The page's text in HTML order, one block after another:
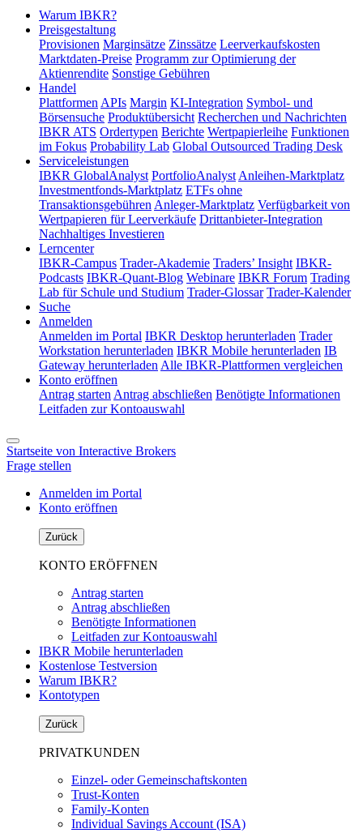
Warum IBKR?
Preisgestaltung
Provisionen Marginsätze Zinssätze Leerverkaufskosten
Marktdaten-Preise Programm zur Optimierung der
Aktienrendite Sonstige Gebühren
Handel
Plattformen APIs Margin KI-Integration Symbol- und
Börsensuche Produktübersicht Recherchen und Nachrichten
IBKR ATS Ordertypen Berichte Wertpapierleihe Funktionen
im Fokus Probability Lab Global Outsourced Trading Desk
Serviceleistungen
IBKR GlobalAnalyst PortfolioAnalyst Anleihen-Marktplatz
Investmentfonds-Marktplatz ETFs ohne
Transaktionsgebühren Anleger-Marktplatz Verfügbarkeit von
Wertpapieren für Leerverkäufe Drittanbieter-Integration
Nachhaltiges Investieren
Lerncenter
IBKR-Campus Trader-Akademie Traders’ Insight IBKR-
Podcasts IBKR-Quant-Blog Webinare IBKR Forum Trading
Lab für Schule und Studium Trader-Glossar Trader-Kalender
Suche
Anmelden
Anmelden im Portal IBKR Desktop herunterladen Trader
Workstation herunterladen IBKR Mobile herunterladen IB
Gateway herunterladen Alle IBKR-Plattformen vergleichen
Konto eröffnen
Antrag starten Antrag abschließen Benötigte Informationen
Leitfaden zur Kontoauswahl
Startseite von Interactive Brokers
Frage stellen
Anmelden im Portal
Konto eröffnen
Zurück
KONTO ERÖFFNEN
Antrag starten
Antrag abschließen
Benötigte Informationen
Leitfaden zur Kontoauswahl
IBKR Mobile herunterladen
Kostenlose Testversion
Warum IBKR?
Kontotypen
Zurück
PRIVATKUNDEN
Einzel- oder Gemeinschaftskonten
Trust-Konten
Family-Konten
Individual Savings Account (ISA)